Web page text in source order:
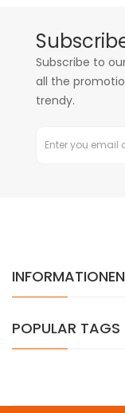
Subscribe to
all the
trendy.
INFORMATIONEN
POPULAR TAGS